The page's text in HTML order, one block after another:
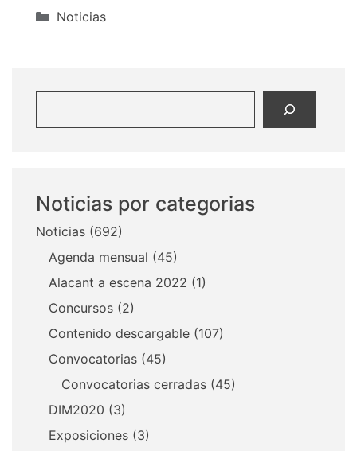
Categorías
Noticias
Noticias por categorias
Noticias (692)
Agenda mensual (45)
Alacant a escena 2022 (1)
Concursos (2)
Contenido descargable (107)
Convocatorias (45)
Convocatorias cerradas (45)
DIM2020 (3)
Exposiciones (3)